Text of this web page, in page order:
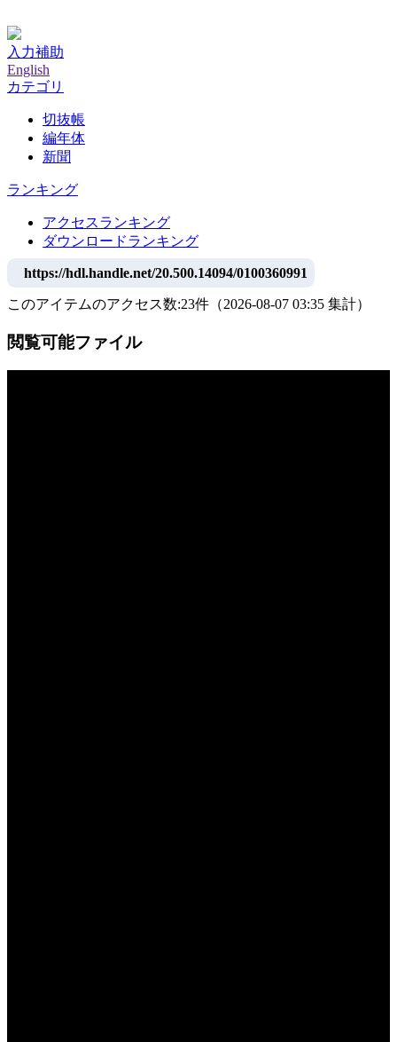
入力補助
English
カテゴリ
切抜帳
編年体
新聞
ランキング
アクセスランキング
ダウンロードランキング
https://hdl.handle.net/20.500.14094/0100360991
このアイテムのアクセス数:23件 （2026-08-07 03:35 集計）
閲覧可能ファイル